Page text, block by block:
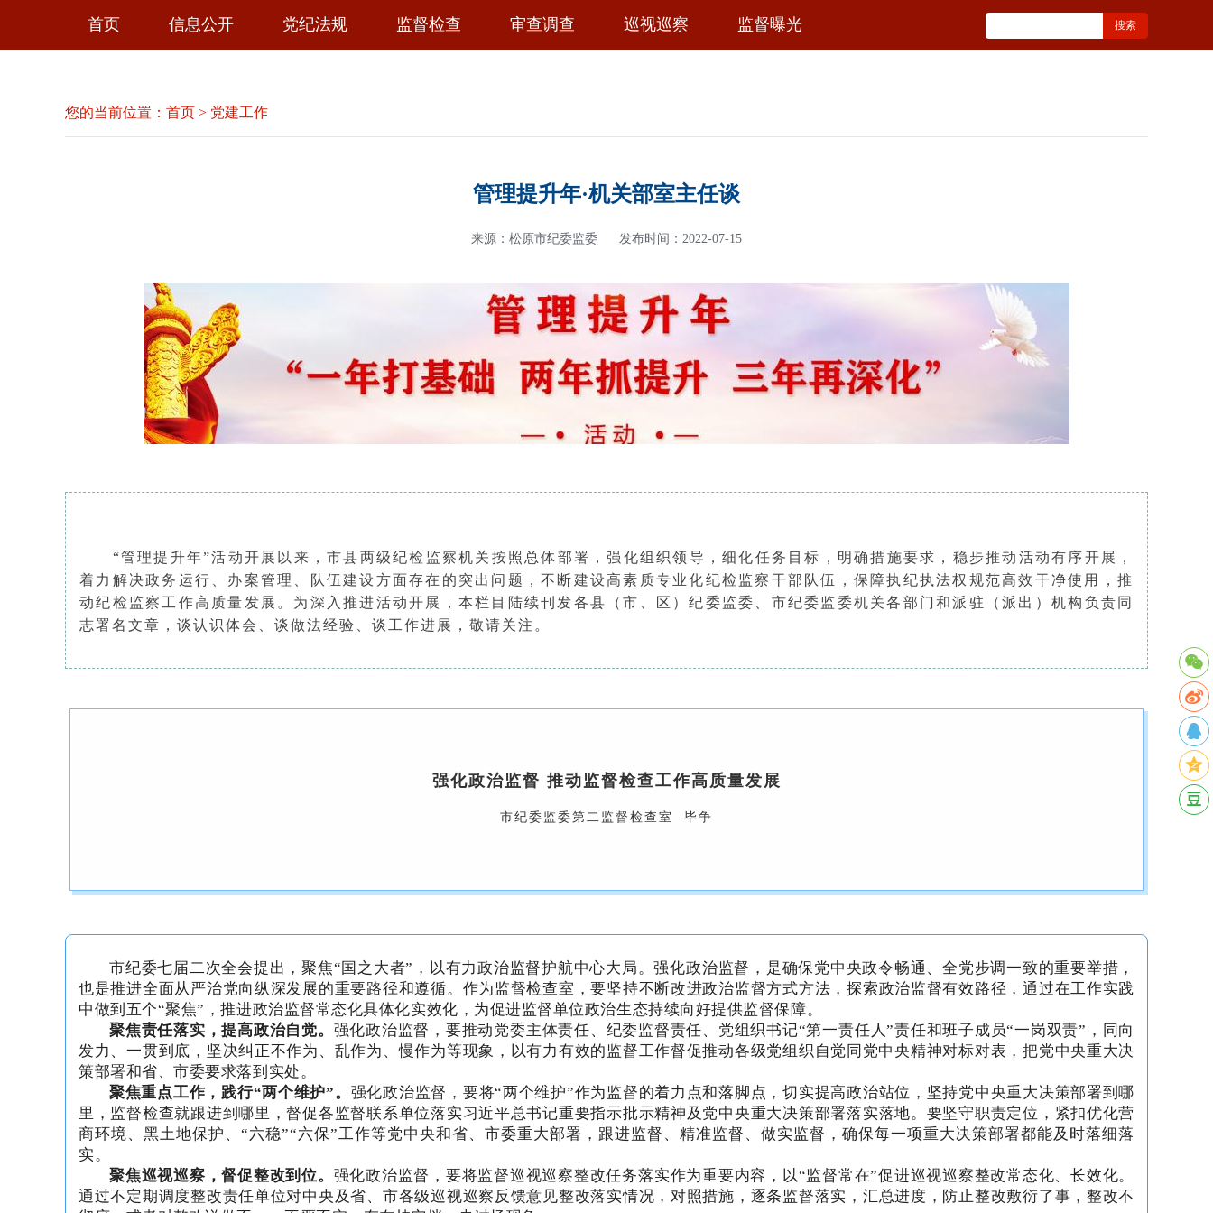
首页 信息公开 党纪法规 监督检查 审查调查 巡视巡察 监督曝光
您的当前位置： 首页 > 党建工作
管理提升年·机关部室主任谈
来源：松原市纪委监委 发布时间：2022-07-15
“管理提升年”活动开展以来，市县两级纪检监察机关按照总体部署，强化组织领导，细化任务目标，明确措施要求，稳步推动活动有序开展，
着力解决政务运行、办案管理、队伍建设方面存在的突出问题，不断建设高素质专业化纪检监察干部队伍，保障执纪执法权规范高效干净使用，推
动纪检监察工作高质量发展。 为深入推进活动开展，本栏目陆续刊发各县（市、区）纪委监委、市纪委监委机关各部门和派驻（派出）机构负责同
志署名文章，谈认识体会、谈做法经验、谈工作进展，敬请关注。
强化政治监督 推动监督检查工作高质量发展
市纪委监委第二监督检查室 毕争
市纪委七届二次全会提出，聚焦“国之大者”，以有力政治监督护航中心大局。强化政治监督，是确保党中央政令畅通、全党步调一致的重要举措，
也是推进全面从严治党向纵深发展的重要路径和遵循。作为监督检查室，要坚持不断改进政治监督方式方法，探索政治监督有效路径，通过在工作实践
中做到五个“聚焦”，推进政治监督常态化具体化实效化，为促进监督单位政治生态持续向好提供监督保障。
聚焦责任落实，提高政治自觉。 强化政治监督，要推动党委主体责任、纪委监督责任、党组织书记“第一责任人”责任和班子成员“一岗双责”，同向
发力、一贯到底，坚决纠正不作为、乱作为、慢作为等现象，以有力有效的监督工作督促推动各级党组织自觉同党中央精神对标对表，把党中央重大决
策部署和省、市委要求落到实处。
聚焦重点工作，践行“两个维护”。 强化政治监督，要将“两个维护”作为监督的着力点和落脚点，切实提高政治站位，坚持党中央重大决策部署到哪
里，监督检查就跟进到哪里，督促各监督联系单位落实习近平总书记重要指示批示精神及党中央重大决策部署落实落地。要坚守职责定位，紧扣优化营
商环境、黑土地保护、“六稳”“六保”工作等党中央和省、市委重大部署，跟进监督、精准监督、做实监督，确保每一项重大决策部署都能及时落细落
实。
聚焦巡视巡察，督促整改到位。 强化政治监督，要将监督巡视巡察整改任务落实作为重要内容，以“监督常在”促进巡视巡察整改常态化、长效化。
通过不定期调度整改责任单位对中央及省、市各级巡视巡察反馈意见整改落实情况，对照措施，逐条监督落实，汇总进度，防止整改敷衍了事，整改不